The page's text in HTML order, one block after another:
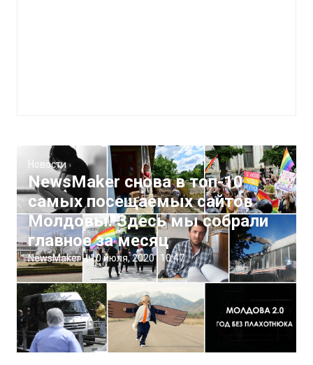
Новости
NewsMaker снова в топ-10
самых посещаемых сайтов
Молдовы. Здесь мы собрали
главное за месяц
NewsMaker |10 июля, 2020 10:47